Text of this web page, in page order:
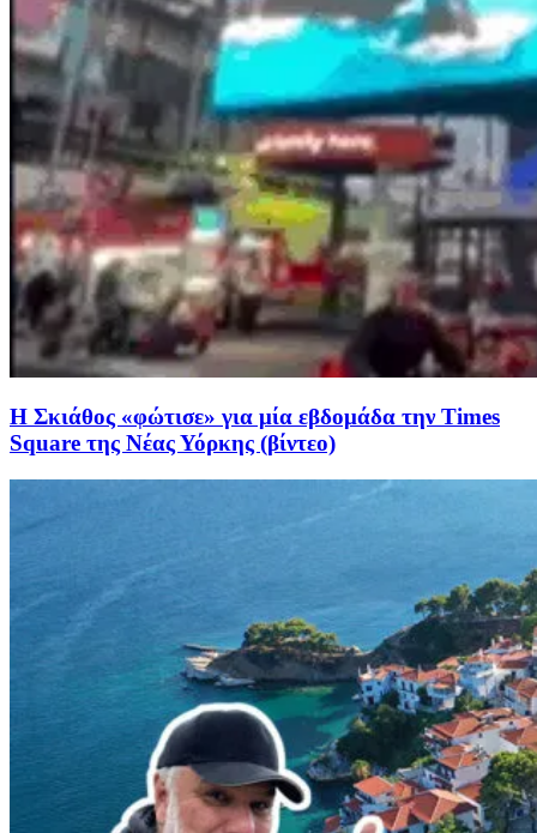
Η Σκιάθος «φώτισε» για μία εβδομάδα την Times
Square της Νέας Υόρκης (βίντεο)